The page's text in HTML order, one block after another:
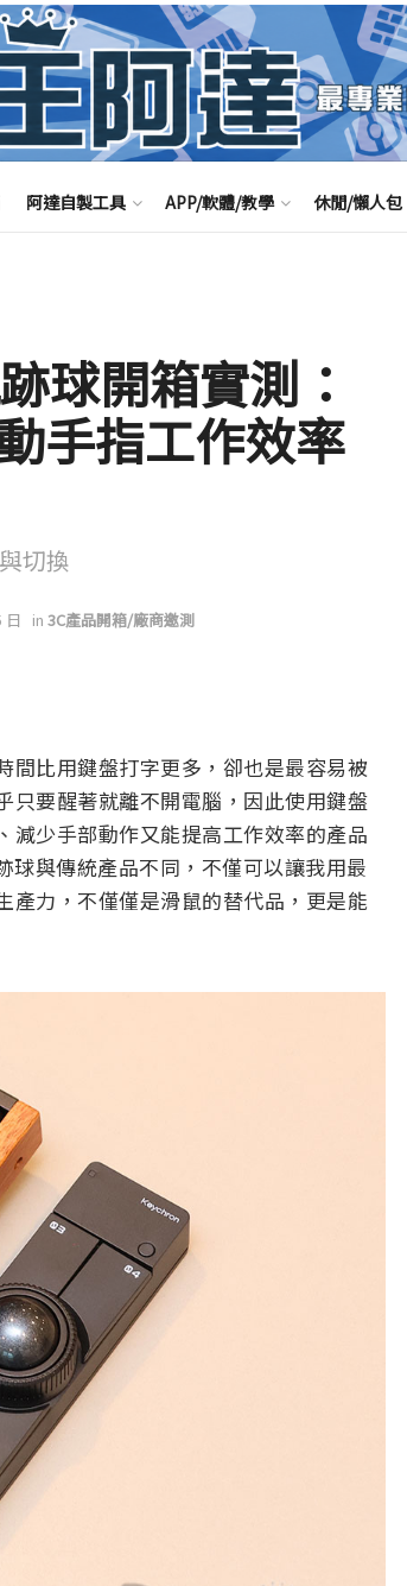
阿達自製工具 APP/軟體/教學 休閒/懶人包
球開箱實測：
手指工作效率
切換
日 in 3C產品開箱/廠商邀測
間比用鍵盤打字更多，卻也是最容易被
只要醒著就離不開電腦，因此使用鍵盤
減少手部動作又能提高工作效率的產品
與傳統產品不同，不僅可以讓我用最
產力，不僅僅是滑鼠的替代品，更是能